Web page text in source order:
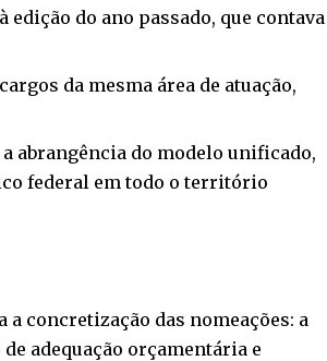
do ano passado, que contava
da mesma área de atuação,
abrangência do modelo unificado,
federal em todo o território
concretização das nomeações: a
adequação orçamentária e